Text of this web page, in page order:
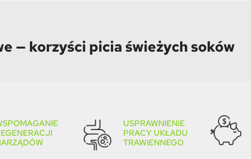
— korzyści picia świeżych soków
USPRAWNIENIE
PRACY UKŁADU
TRAWIENNEGO